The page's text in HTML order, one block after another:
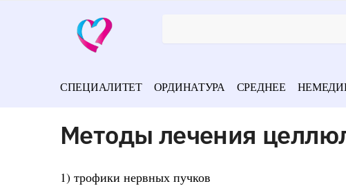
СПЕЦИАЛИТЕТ ОРДИНАТУРА СРЕДНЕЕ
Методы лечения
1) трофики нервных пучков